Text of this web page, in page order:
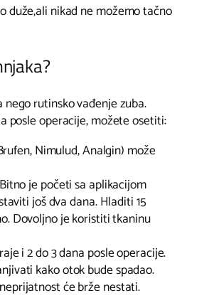
duže,ali nikad ne možemo tačno
rutinsko vađenje zuba.
posle operacije, možete osetiti:
Nimulud, Analgin) može
je početi sa aplikacijom
još dva dana. Hladiti 15
Dovoljno je koristiti tkaninu
i 2 do 3 dana posle operacije.
kako otok bude spadao.
će brže nestati.